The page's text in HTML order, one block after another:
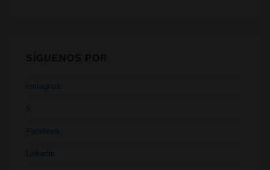
Instagram
X
Facebook
Linkedin